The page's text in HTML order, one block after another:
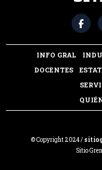
INFO GRAL
DOCENTES
© Copyright 2024 /
Sitio